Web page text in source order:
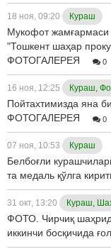
18 ноя, 09:20 Кураш
Мукофот жамғармаси
"Тошкент шаҳар
ФОТОГАЛЕРЕЯ
0
16 ноя, 12:25 Кураш,
Пойтахтимизда яна
ФОТОГАЛЕРЕЯ
0
07 ноя, 10:53 Кураш
Белбоғли
та медаль қўлга
31 окт, 13:20 Кураш,
ФОТО. Чирчиқ
иккинчи босқичида